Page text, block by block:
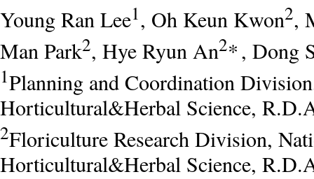
Young Ran Lee1, Oh Keun Kwon2,
Man Park2, Hye Ryun An2*, Dong
1Planning and Coordination
Horticultural&Herbal Science,
2Floriculture Research Division,
Horticultural&Herbal Science,